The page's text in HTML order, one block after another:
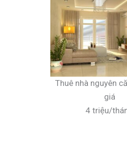
Thuê nhà nguyên
giá
4 triệu/